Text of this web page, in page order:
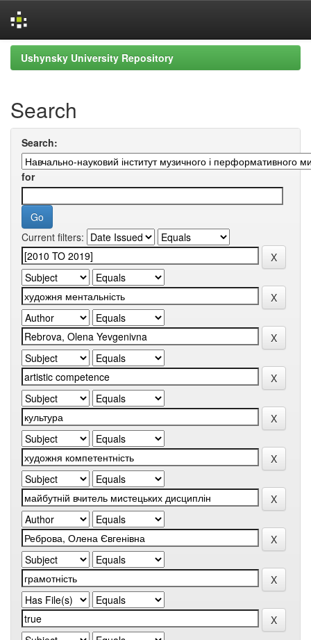
Skip
navigation
Ushynsky University Repository
Search
Search:
for
Current filters: